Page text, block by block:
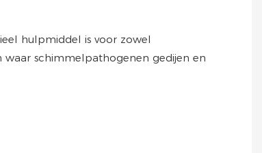
hulpmiddel is voor zowel
waar schimmelpathogenen gedijen en